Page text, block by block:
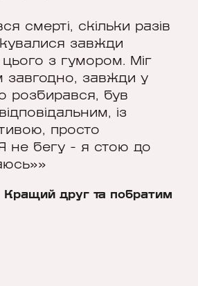
смерті, скільки разів
завжди
з гумором. Міг
завгодно, завжди у
розбирався, був
із
просто
не бегу - я стою до
Кращий друг та побратим